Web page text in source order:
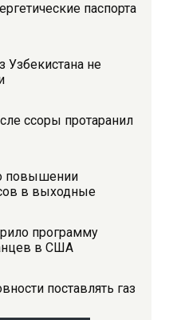
паспорта
Узбекистана не
ссоры протаранил
повышении
в выходные
программу
в США
поставлять газ